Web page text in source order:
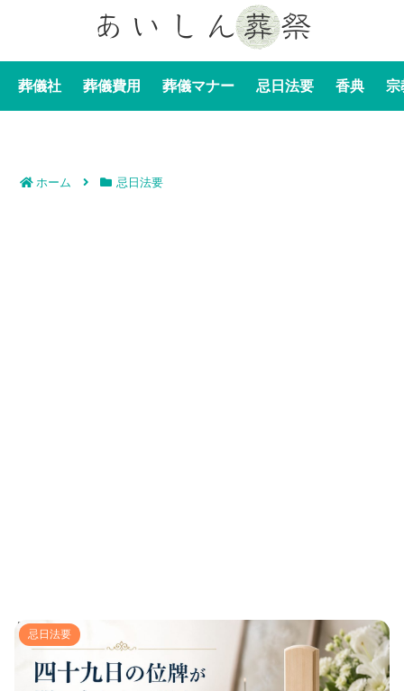
葬儀社 葬儀費用 葬儀マナー 忌日法要 香典 宗
ホーム 忌日法要
四十九日の位牌が間に合わない場合の対処法｜急な対応
も安心！代替案と準備ガイド
忌日法要